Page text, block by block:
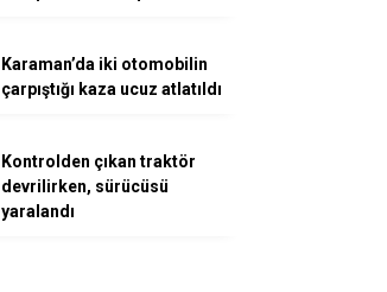
Karaman’da iki otomobilin
çarpıştığı kaza ucuz atlatıldı
Kontrolden çıkan traktör
devrilirken, sürücüsü
yaralandı